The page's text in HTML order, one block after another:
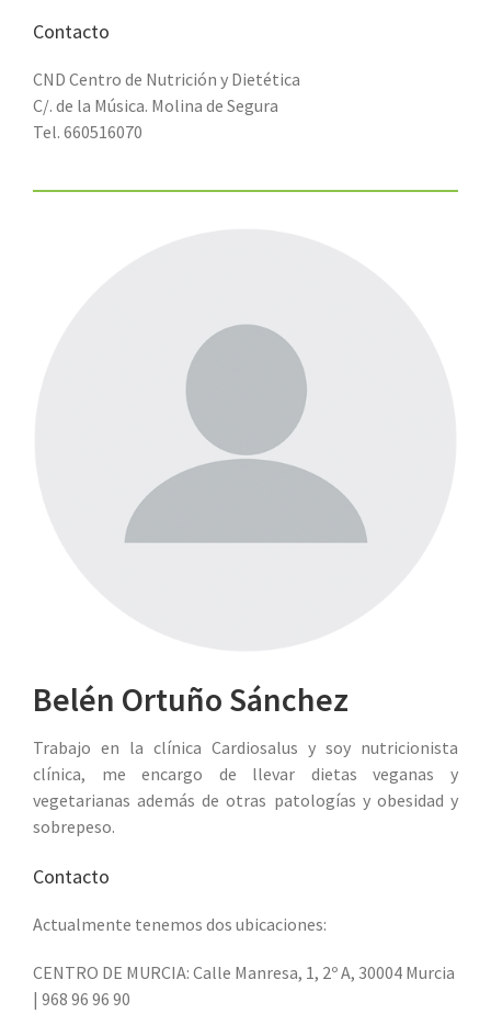
Contacto
CND Centro de Nutrición y Dietética
C/. de la Música. Molina de Segura
Tel. 660516070
Belén Ortuño Sánchez
Trabajo en la clínica Cardiosalus y soy nutricionista
clínica, me encargo de llevar dietas veganas y
vegetarianas además de otras patologías y obesidad y
sobrepeso.
Contacto
Actualmente tenemos dos ubicaciones:
CENTRO DE MURCIA: Calle Manresa, 1, 2º A, 30004 Murcia
| 968 96 96 90